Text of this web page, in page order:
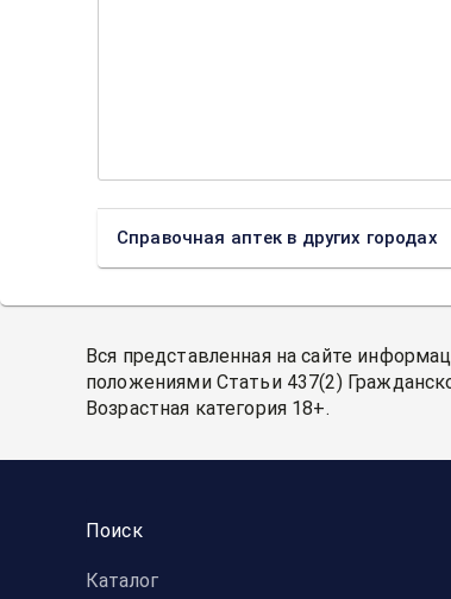
Справочная аптек в других городах
Вся представленная на сайте
положениями Статьи 437(2)
Возрастная категория 18+.
Поиск
Каталог